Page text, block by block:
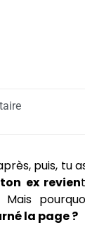
puis, tu
ton ex revien
la page ?